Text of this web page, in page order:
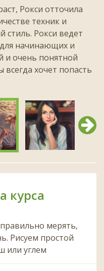
Рокси отточила
техник и
стиль. Рокси ведет
для начинающих и
и очень понятной
всегда хочет попасть
курса
мерять,
Рисуем простой
или углем